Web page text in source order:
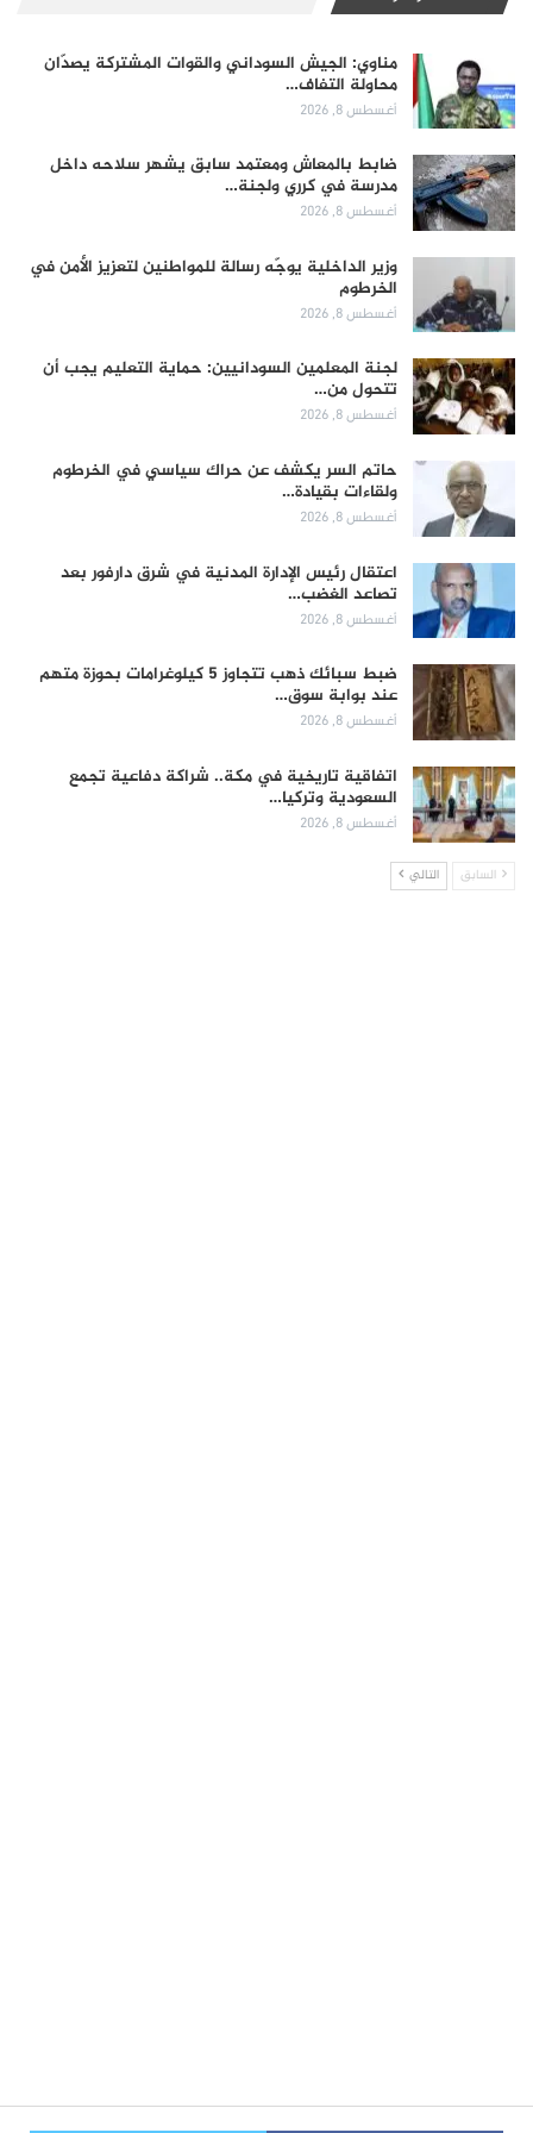
مناوي: الجيش السوداني والقوات المشتركة يصدّان
محاولة التفاف…
أغسطس 8, 2026
ضابط بالمعاش ومعتمد سابق يشهر سلاحه داخل
مدرسة في كرري ولجنة…
أغسطس 8, 2026
وزير الداخلية يوجّه رسالة للمواطنين لتعزيز الأمن في
الخرطوم
أغسطس 8, 2026
لجنة المعلمين السودانيين: حماية التعليم يجب أن
تتحول من…
أغسطس 8, 2026
حاتم السر يكشف عن حراك سياسي في الخرطوم
ولقاءات بقيادة…
أغسطس 8, 2026
اعتقال رئيس الإدارة المدنية في شرق دارفور بعد
تصاعد الغضب…
أغسطس 8, 2026
ضبط سبائك ذهب تتجاوز 5 كيلوغرامات بحوزة متهم
عند بوابة سوق…
أغسطس 8, 2026
اتفاقية تاريخية في مكة.. شراكة دفاعية تجمع
السعودية وتركيا…
أغسطس 8, 2026
السابق التالي